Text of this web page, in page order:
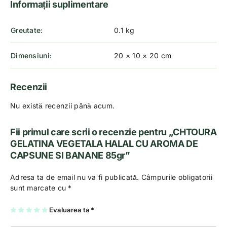
Informații suplimentare
Greutate 0.1 kg
Dimensiuni 20 × 10 × 20 cm
Recenzii
Nu există recenzii până acum.
Fii primul care scrii o recenzie pentru „CHTOURA
GELATINA VEGETALA HALAL CU AROMA DE
CAPSUNE SI BANANE 85gr”
Adresa ta de email nu va fi publicată. Câmpurile obligatorii
sunt marcate cu *
Evaluarea ta *
U 2 3
4 5